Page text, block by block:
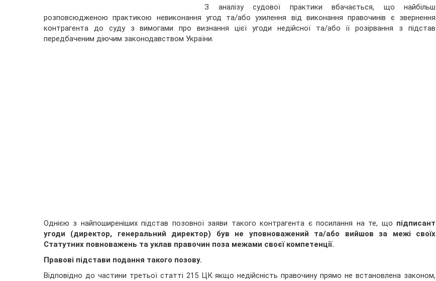
З аналізу судової практики вбачається, що найбільш
розповсюдженою практикою невиконання угод та/або ухилення від виконання правочинів є звернення
контрагента до суду з вимогами про визнання цієї угоди недійсної та/або її розірвання з підстав
передбаченим діючим законодавством України.
Однією з найпоширеніших підстав позовної заяви такого контрагента є посилання на те, що підписант
угоди (директор, генеральний директор) був не уповноважений та/або вийшов за межі своїх
Статутних повноважень та уклав правочин поза межами своєї компетенції.
Правові підстави подання такого позову.
Відповідно до частини третьої статті 215 ЦК якщо недійсність правочину прямо не встановлена законом,